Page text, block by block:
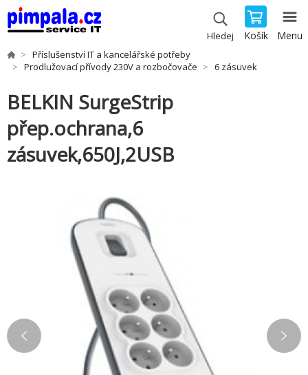
Hledej Košík Menu
Příslušenství IT a kancelářské potřeby
Prodlužovací přívody 230V a rozbočovače
6 zásuvek
BELKIN SurgeStrip
přep.ochrana,6
zásuvek,650J,2USB